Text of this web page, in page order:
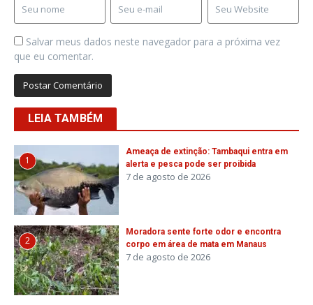
Salvar meus dados neste navegador para a próxima vez
que eu comentar.
LEIA TAMBÉM
1
Ameaça de extinção: Tambaqui entra em
alerta e pesca pode ser proibida
7 de agosto de 2026
2
Moradora sente forte odor e encontra
corpo em área de mata em Manaus
7 de agosto de 2026